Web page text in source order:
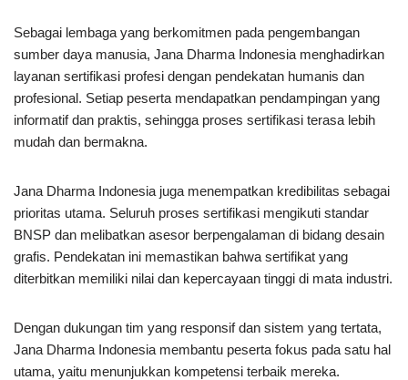
Sebagai lembaga yang berkomitmen pada pengembangan
sumber daya manusia, Jana Dharma Indonesia menghadirkan
layanan sertifikasi profesi dengan pendekatan humanis dan
profesional. Setiap peserta mendapatkan pendampingan yang
informatif dan praktis, sehingga proses sertifikasi terasa lebih
mudah dan bermakna.
Jana Dharma Indonesia juga menempatkan kredibilitas sebagai
prioritas utama. Seluruh proses sertifikasi mengikuti standar
BNSP dan melibatkan asesor berpengalaman di bidang desain
grafis. Pendekatan ini memastikan bahwa sertifikat yang
diterbitkan memiliki nilai dan kepercayaan tinggi di mata industri.
Dengan dukungan tim yang responsif dan sistem yang tertata,
Jana Dharma Indonesia membantu peserta fokus pada satu hal
utama, yaitu menunjukkan kompetensi terbaik mereka.